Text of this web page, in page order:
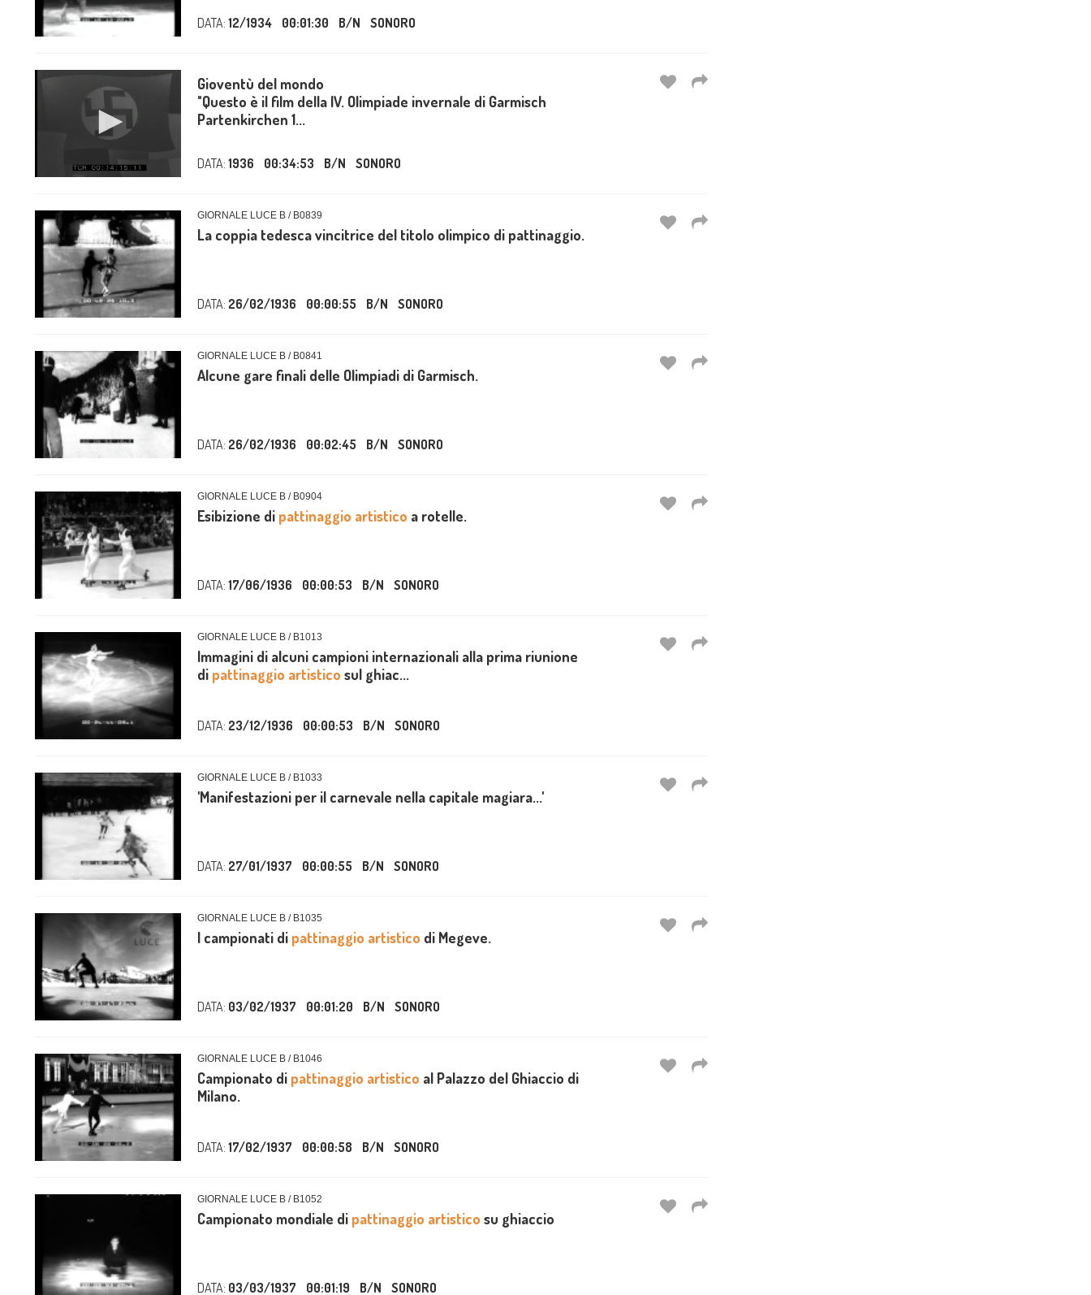
DATA: 12/1934 00:01:30 B/N SONORO
Gioventù del mondo
"Questo è il film della IV. Olimpiade invernale di Garmisch
Partenkirchen 1...
DATA: 1936 00:34:53 B/N SONORO
GIORNALE LUCE B / B0839
La coppia tedesca vincitrice del titolo olimpico di pattinaggio.
DATA: 26/02/1936 00:00:55 B/N SONORO
GIORNALE LUCE B / B0841
Alcune gare finali delle Olimpiadi di Garmisch.
DATA: 26/02/1936 00:02:45 B/N SONORO
GIORNALE LUCE B / B0904
Esibizione di pattinaggio artistico a rotelle.
DATA: 17/06/1936 00:00:53 B/N SONORO
GIORNALE LUCE B / B1013
Immagini di alcuni campioni internazionali alla prima riunione
di pattinaggio artistico sul ghiac...
DATA: 23/12/1936 00:00:53 B/N SONORO
GIORNALE LUCE B / B1033
'Manifestazioni per il carnevale nella capitale magiara...'
DATA: 27/01/1937 00:00:55 B/N SONORO
GIORNALE LUCE B / B1035
I campionati di pattinaggio artistico di Megeve.
DATA: 03/02/1937 00:01:20 B/N SONORO
GIORNALE LUCE B / B1046
Campionato di pattinaggio artistico al Palazzo del Ghiaccio di
Milano.
DATA: 17/02/1937 00:00:58 B/N SONORO
GIORNALE LUCE B / B1052
Campionato mondiale di pattinaggio artistico su ghiaccio
DATA: 03/03/1937 00:01:19 B/N SONORO